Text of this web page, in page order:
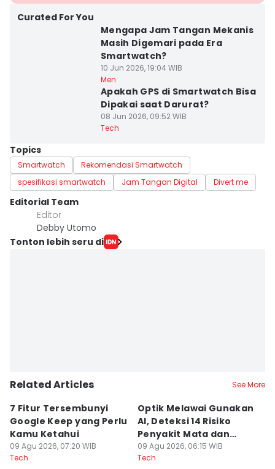
Curated For You
Mengapa Jam Tangan Mekanis
Masih Digemari pada Era
Smartwatch?
10 Jun 2026, 19:04 WIB
Men
Apakah GPS di Smartwatch Bisa
Dipakai saat Darurat?
08 Jun 2026, 09:52 WIB
Tech
Topics
Smartwatch
Rekomendasi Smartwatch
spesifikasi smartwatch
Jam Tangan Digital Divert me
Editorial Team
Editor
Debby Utomo
Tonton lebih seru di
Related Articles See More
7 Fitur Tersembunyi
Google Keep yang Perlu
Kamu Ketahui
09 Agu 2026, 07:20 WIB
Tech
Optik Melawai Gunakan
AI, Deteksi 14 Risiko
Penyakit Mata dan
Kronis
09 Agu 2026, 06:15 WIB
Tech